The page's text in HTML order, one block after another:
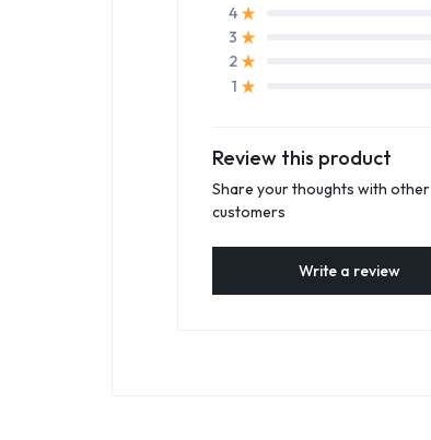
4
3
2
1
Review this product
Share your thoughts with other
customers
Write a review